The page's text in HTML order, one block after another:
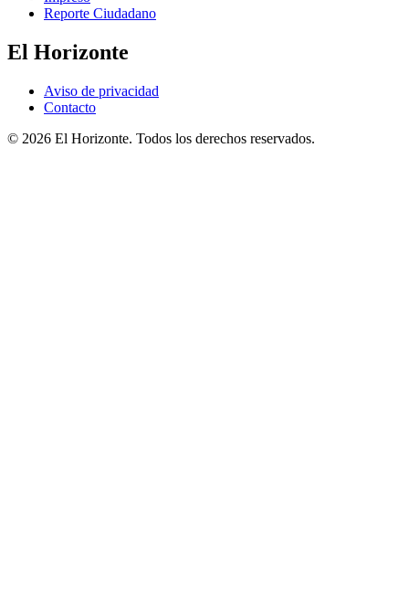
Reporte Ciudadano
El Horizonte
Aviso de privacidad
Contacto
© 2026 El Horizonte. Todos los derechos reservados.